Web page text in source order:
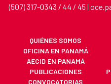
(507) 317-0343 / 44 / 45 |
QUIÉNES SOMOS
OFICINA EN PANAMÁ
AECID EN PANAMÁ
PUBLICACIONES
CONVOCATORIAS